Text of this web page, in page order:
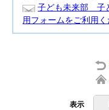
子ども未来部 子
用フォームをご利用く
表示